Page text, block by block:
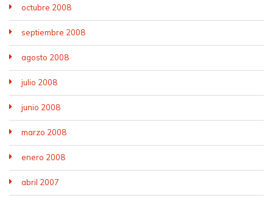
octubre 2008
septiembre 2008
agosto 2008
julio 2008
junio 2008
marzo 2008
enero 2008
abril 2007